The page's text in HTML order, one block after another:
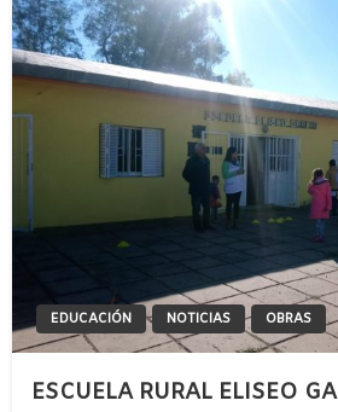
EDUCACIÓN NOTICIAS OBRAS
ESCUELA RURAL ELISEO